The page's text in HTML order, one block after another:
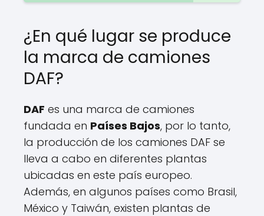
¿En qué lugar se produce
la marca de camiones
DAF?
DAF es una marca de camiones
fundada en Países Bajos, por lo tanto,
la producción de los camiones DAF se
lleva a cabo en diferentes plantas
ubicadas en este país europeo.
Además, en algunos países como Brasil,
México y Taiwán, existen plantas de